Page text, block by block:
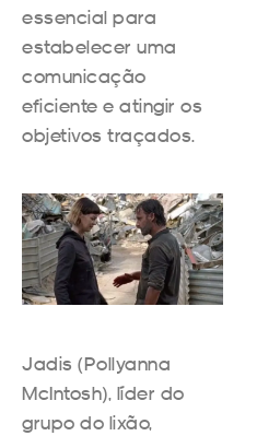
essencial para
estabelecer uma
comunicação
eficiente e atingir os
objetivos traçados.
Jadis (Pollyanna
McIntosh), líder do
grupo do lixão,